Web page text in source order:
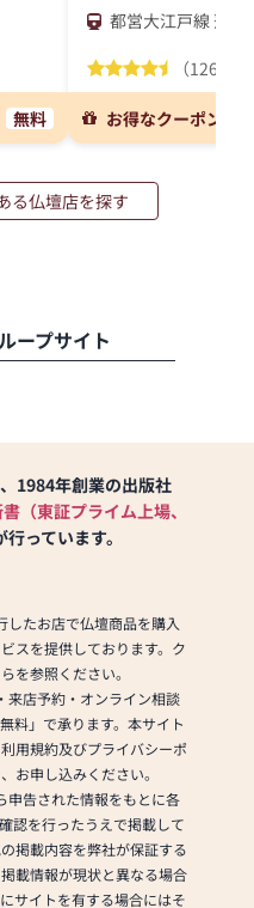
無料
都営大江戸線 落合
（126件）
お得なクーポンを
る仏壇店を探す
ープサイト
1984年創業の出版社
（東証プライム上場、
行っています。
たお店で仏壇商品を購入
スを提供しております。ク
を参照ください。
来店予約・オンライン相談
料」で承ります。本サイト
用規約及びプライバシーポ
お申し込みください。
申告された情報をもとに各
認を行ったうえで掲載して
掲載内容を弊社が保証する
載情報が現状と異なる場合
サイトを有する場合にはそ